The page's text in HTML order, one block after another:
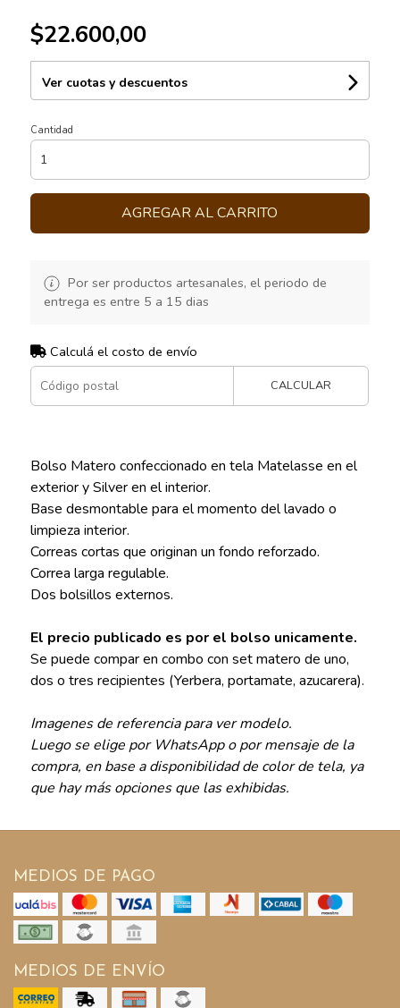
$22.600,00
Ver cuotas y descuentos
Cantidad
AGREGAR AL CARRITO
Por ser productos artesanales, el periodo de
entrega es entre 5 a 15 dias
Calculá el costo de envío
CALCULAR
Bolso Matero confeccionado en tela Matelasse en el
exterior y Silver en el interior.
Base desmontable para el momento del lavado o
limpieza interior.
Correas cortas que originan un fondo reforzado.
Correa larga regulable.
Dos bolsillos externos.
El precio publicado es por el bolso unicamente.
Se puede compar en combo con set matero de uno,
dos o tres recipientes (Yerbera, portamate, azucarera).
Imagenes de referencia para ver modelo.
Luego se elige por WhatsApp o por mensaje de la
compra, en base a disponibilidad de color de tela, ya
que hay más opciones que las exhibidas.
MEDIOS DE PAGO
MEDIOS DE ENVÍO